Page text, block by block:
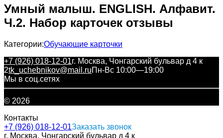
Умный малыш. ENGLISH. Алфавит.
Ч.2. Набор карточек отзывы
Категории:Обучающие карточки
+7 (926) 018-12-01г. Москва, Чонгарский бульвар д 4 к
2tk_uchebnikov@mail.ruПн-Вс 10:00—19:00
Мы в соц.сетях
© 2026
Контакты
+7 (926) 018-12-01Заказать звонок
г. Москва, Чонгарский бульвар д 4 к